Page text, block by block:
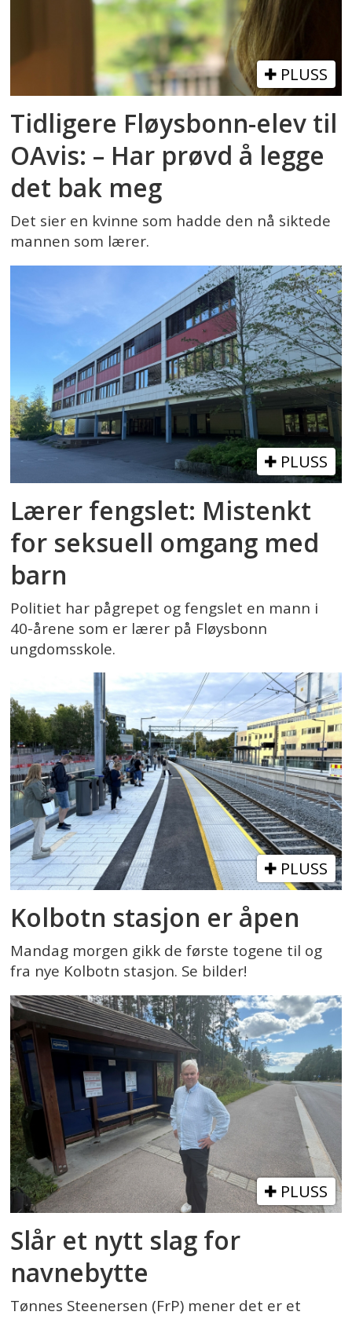
PLUSS
Tidligere Fløysbonn-elev til
OAvis: – Har prøvd å legge
det bak meg
Det sier en kvinne som hadde den nå siktede
mannen som lærer.
PLUSS
Lærer fengslet: Mistenkt
for seksuell omgang med
barn
Politiet har pågrepet og fengslet en mann i
40-årene som er lærer på Fløysbonn
ungdomsskole.
PLUSS
Kolbotn stasjon er åpen
Mandag morgen gikk de første togene til og
fra nye Kolbotn stasjon. Se bilder!
PLUSS
Slår et nytt slag for
navnebytte
Tønnes Steenersen (FrP) mener det er et